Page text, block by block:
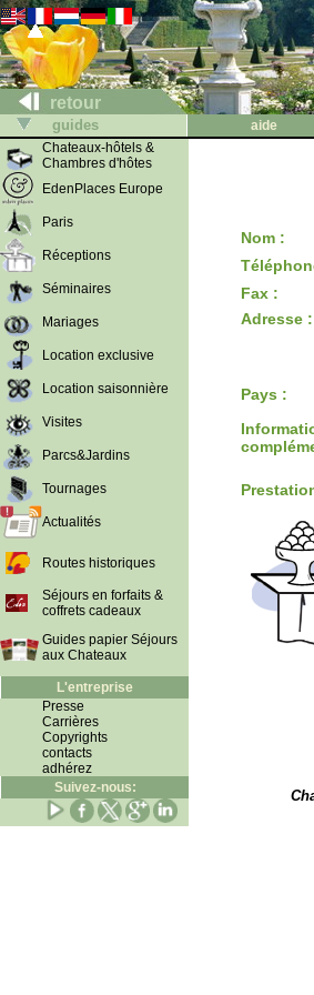
retour
guides aide
Chateaux-hôtels &
Chambres d'hôtes
EdenPlaces Europe
Paris
Réceptions
Séminaires
Mariages
Location exclusive
Location saisonnière
Visites
Parcs&Jardins
Tournages
Actualités
Routes historiques
Séjours en forfaits &
coffrets cadeaux
Guides papier Séjours
aux Chateaux
L'entreprise
Presse
Carrières
Copyrights
contacts
adhérez
Suivez-nous:
Nom :
Fax :
Adresse :
Pays :